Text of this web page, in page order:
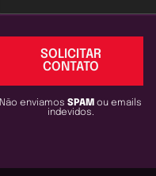
SOLICITAR
CONTATO
Não enviamosSPAMou emails
indevidos.